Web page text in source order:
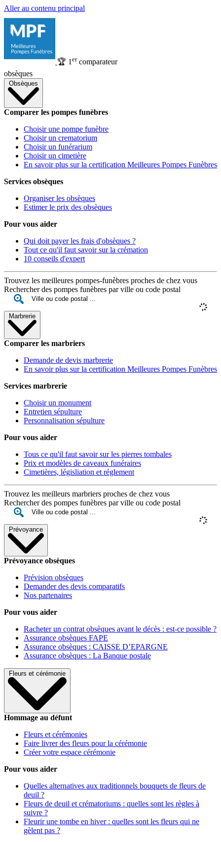
Aller au contenu principal
🏆 1 ercomparateur
obsèques
Obsèques
Comparer les pompes funèbres
Choisir une pompe funèbre
Choisir un crematorium
Choisir un funérarium
Choisir un cimetière
En savoir plus sur la certification Meilleures Pompes Funèbres
Services obsèques
Organiser les obsèques
Estimer le prix des obsèques
Pour vous aider
Qui doit payer les frais d'obsèques ?
Tout ce qu'il faut savoir sur la crémation
10 conseils d'expert
Trouvez les meilleures pompes-funèbres proches de chez vous
Rechercher des pompes funèbres par ville ou code postal
Marbrerie
Comparer les marbriers
Demande de devis marbrerie
En savoir plus sur la certification Meilleures Pompes Funèbres
Services marbrerie
Choisir un monument
Entretien sépulture
Personnalisation sépulture
Pour vous aider
Tous ce qu'il faut savoir sur les pierres tombales
Prix et modèles de caveaux funéraires
Cimetières, législiation et réglement
Trouvez les meilleurs marbriers proches de chez vous
Rechercher des pompes funèbres par ville ou code postal
Prévoyance
Prévoyance obsèques
Prévision obsèques
Demander des devis comparatifs
Nos partenaires
Pour vous aider
Racheter un contrat obsèques avant le décès : est-ce possible ?
Assurance obsèques FAPE
Assurance obsèques : CAISSE D’EPARGNE
Assurance obsèques : La Banque postale
Fleurs et cérémonie
Hommage au défunt
Fleurs et cérémonies
Faire livrer des fleurs pour la cérémonie
Créer votre espace cérémonie
Pour vous aider
Quelles alternatives aux traditionnels bouquets de fleurs de
deuil ?
Fleurs de deuil et crématoriums : quelles sont les règles à
suivre ?
Fleurir une tombe en hiver : quelles sont les fleurs qui ne
gèlent pas ?